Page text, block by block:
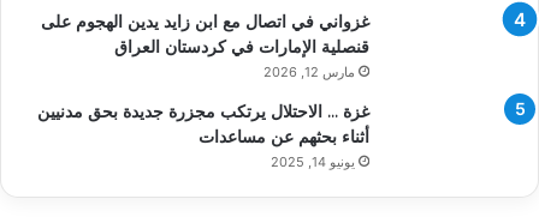
غزواني في اتصال مع ابن زايد يدين الهجوم على
قنصلية الإمارات في كردستان العراق
مارس 12, 2026
غزة … الاحتلال يرتكب مجزرة جديدة بحق مدنيين
أثناء بحثهم عن مساعدات
يونيو 14, 2025